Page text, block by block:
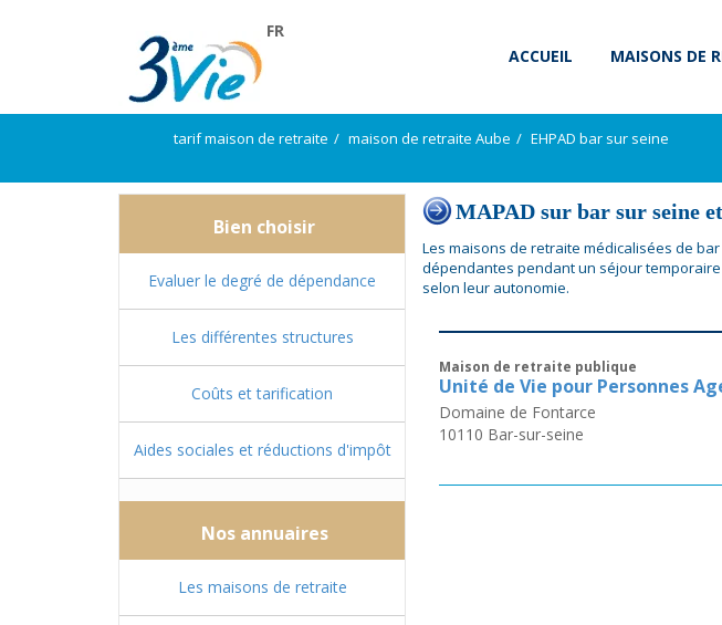
FR
ACCUEIL
MAISONS DE
tarif maison de retraite maison de retraite Aube EHPAD bar sur seine
Bien choisir
Evaluer le degré de dépendance
Les différentes structures
Coûts et tarification
Aides sociales et réductions d'impôt
Nos annuaires
Les maisons de retraite
MAPAD sur bar sur seine
Les maisons de retraite médicalisées de
dépendantes pendant un séjour
selon leur autonomie.
Maison de retraite publique
Unité de Vie pour Personnes
Domaine de Fontarce
10110 Bar-sur-seine